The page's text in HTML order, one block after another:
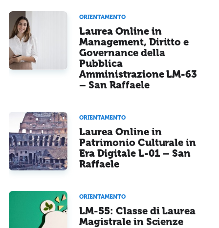
ORIENTAMENTO
Laurea Online in
Management, Diritto e
Governance della
Pubblica
Amministrazione LM-63
– San Raffaele
ORIENTAMENTO
Laurea Online in
Patrimonio Culturale in
Era Digitale L-01 – San
Raffaele
ORIENTAMENTO
LM-55: Classe di Laurea
Magistrale in Scienze